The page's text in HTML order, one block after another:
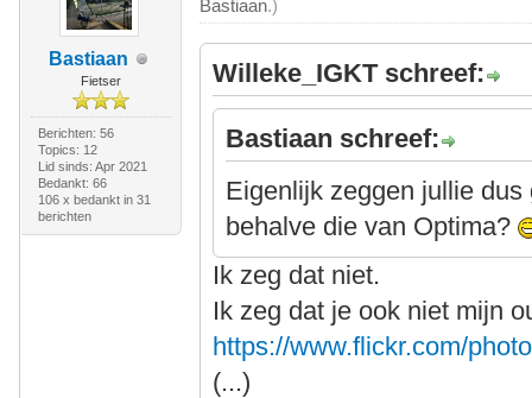
Bastiaan
Fietser
Berichten: 56
Topics: 12
Lid sinds: Apr 2021
Bedankt: 66
106 x bedankt in 31
berichten
Bastiaan.)
Willeke_IGKT schreef:
Bastiaan schreef:
Eigenlijk zeggen jullie
behalve die van Optima?
Ik zeg dat niet.
Ik zeg dat je ook niet mijn
https://www.flickr.com/
(...)